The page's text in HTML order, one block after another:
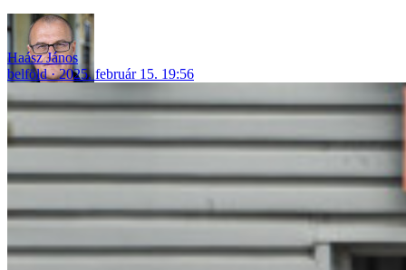
Haász János
belföld
2025. február 15. 19:56